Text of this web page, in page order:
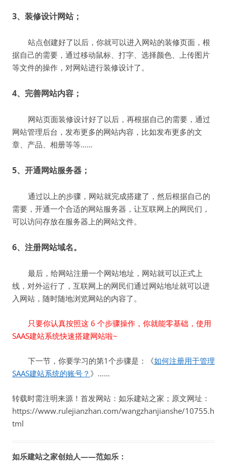
3、装修设计网站；
站点创建好了以后，你就可以进入网站的装修页面，根
据自己的需要，通过移动鼠标、打字、选择颜色、上传图片
等文件的操作，对网站进行装修设计了。
4、完善网站内容；
网站页面装修设计好了以后，再根据自己的需要，通过
网站管理后台，发布更多的网站内容，比如发布更多的文
章、产品、相册等等……
5、开通网站服务器；
通过以上的步骤，网站就完成搭建了，然后根据自己的
需要，开通一个合适的网站服务器，让互联网上的网民们，
可以访问存放在服务器上的网站文件。
6、注册网站域名。
最后，给网站注册一个网站地址，网站就可以正式上
线，对外运行了，互联网上的网民们通过网站地址就可以进
入网站，随时随地浏览网站的内容了。
只要你认真按照这 6 个步骤操作，你就能零基础，使用
SAAS建站系统快速搭建网站啦~
下一节，你要学习的第1个步骤是：《如何注册用于管理
SAAS建站系统的账号？ 》……
转载时需注明来源！首发网站：如乐建站之家；原文网址：
https://www.rulejianzhan.com/wangzhanjianshe/10755.h
tml
如乐建站之家创始人——范如乐：